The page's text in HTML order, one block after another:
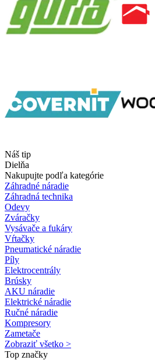
Náš tip
Dielňa
Nakupujte podľa kategórie
Záhradné náradie
Záhradná technika
Odevy
Zváračky
Vysávače a fukáry
Vŕtačky
Pneumatické náradie
Píly
Elektrocentrály
Brúsky
AKU náradie
Elektrické náradie
Ručné náradie
Kompresory
Zametače
Zobraziť všetko >
Top značky